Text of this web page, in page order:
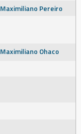
Maximiliano Pereiro
Maximiliano Ohaco